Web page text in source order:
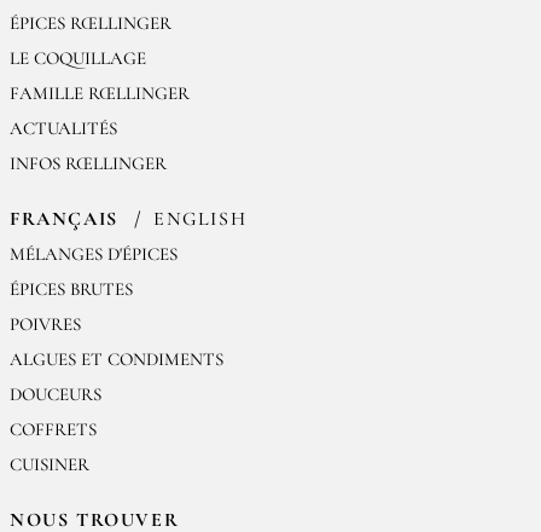
ÉPICES RŒLLINGER
LE COQUILLAGE
FAMILLE RŒLLINGER
ACTUALITÉS
INFOS RŒLLINGER
FRANÇAIS ENGLISH
MÉLANGES D'ÉPICES
ÉPICES BRUTES
POIVRES
ALGUES ET CONDIMENTS
DOUCEURS
COFFRETS
CUISINER
NOUS TROUVER